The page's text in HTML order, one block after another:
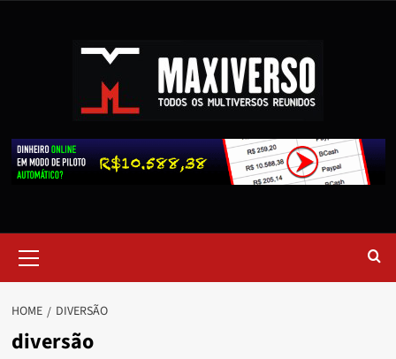
HOME DIVERSÃO
diversão